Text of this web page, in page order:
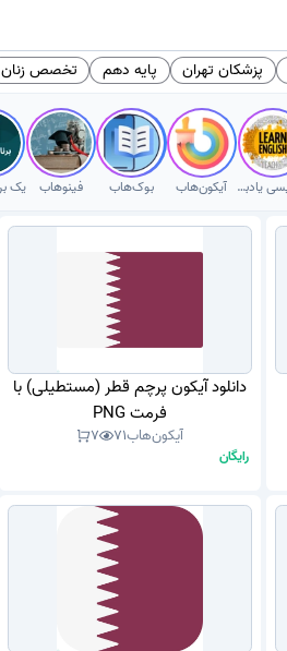
پزشکان تهران پایه دهم تخصص زنان
انگلیسی یادبگیر آیکون‌هاب بوک‌هاب فینوهاب
دانلود آیکون پرچم قطر (مستطیلی) با
فرمت PNG
آیکون‌هاب71
7
رایگان